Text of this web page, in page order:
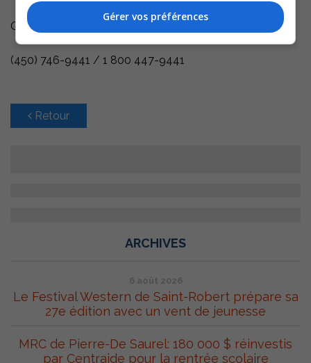
Office du tourisme de la région de Sorel-Tracy
(450) 746-9441 / 1 800 447-9441
Retour
ARCHIVES
6 août 2026
Le Festival Western de Saint-Robert prépare sa
27e édition avec un vent de jeunesse
MRC de Pierre-De Saurel: 180 000 $ réinvestis
par Centraide pour la rentrée scolaire
Gérer vos préférences